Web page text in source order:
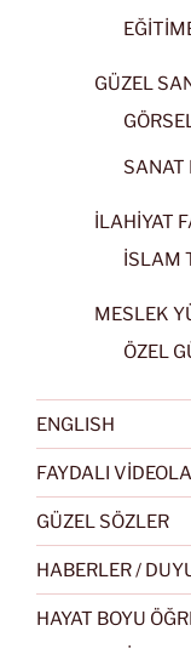
GÜZEL
SANAT
İLAHİYAT
İSLAM
MESLEK
ÖZEL
ENGLISH
FAYDALI
GÜZEL SÖZLER
HABERLER /
HAYAT BOYU